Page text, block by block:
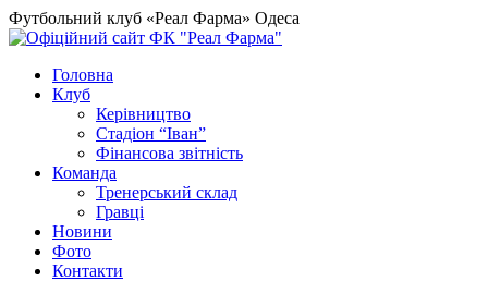
Футбольний клуб «Реал Фарма» Одеса
Головна
Клуб
Керівництво
Стадіон “Іван”
Фінансова звітність
Команда
Тренерський склад
Гравці
Новини
Фото
Контакти